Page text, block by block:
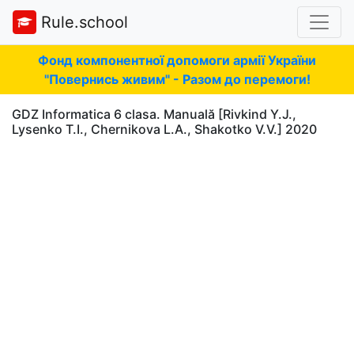
Rule.school
Фонд компонентної допомоги армії України
"Повернись живим" - Разом до перемоги!
GDZ Informatica 6 clasa. Manuală [Rivkind Y.J.,
Lysenko T.I., Chernikova L.A., Shakotko V.V.] 2020